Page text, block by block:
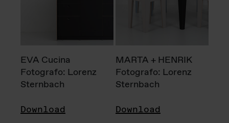
EVA Cucina
Fotografo: Lorenz
Sternbach
Download
MARTA + HENRIK
Fotografo: Lorenz
Sternbach
Download